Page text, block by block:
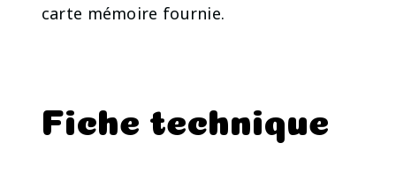
carte mémoire fournie.
Fiche technique